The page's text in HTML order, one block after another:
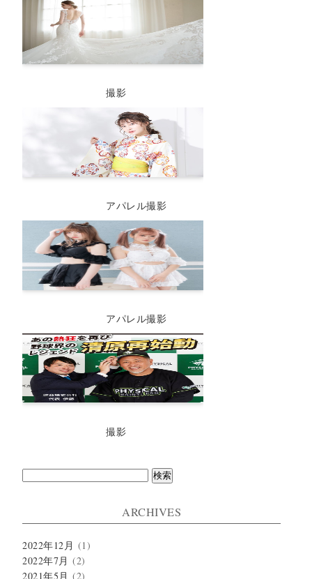
撮影
アパレル撮影
アパレル撮影
撮影
ARCHIVES
2022年12月 (1)
2022年7月 (2)
2021年5月 (2)